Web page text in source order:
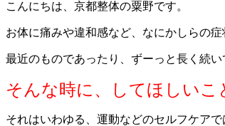
こんにちは、京都整体の粟野です。
お体に痛みや違和感など、なにかしらの症
最近のものであったり、ずーっと長く続い
そんな時に、してほしいこ
それはいわゆる、運動などのセルフケアで